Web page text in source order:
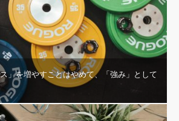
」を増やすことはやめて、「強み」として